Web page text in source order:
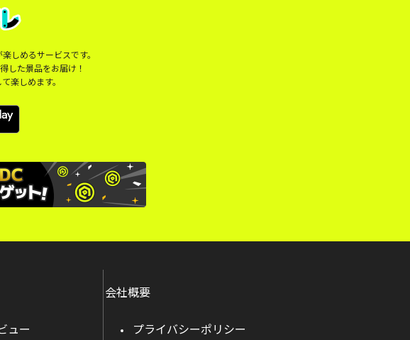
しめるサービスです。
した景品をお届け！
楽しめます。
ュー
会社概要
プライバシーポリシー